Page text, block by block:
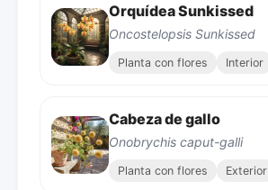
Orquídea Sunkissed
Oncostelopsis Sunkissed
Planta con flores Interior
Cabeza de gallo
Onobrychis caput-galli
Planta con flores Exterior